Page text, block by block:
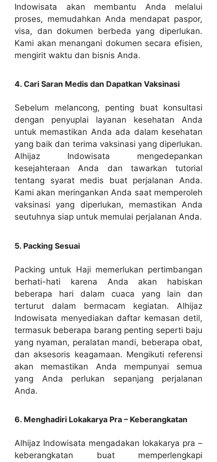
Indowisata akan membantu Anda melalui
proses, memudahkan Anda mendapat paspor,
visa, dan dokumen berbeda yang diperlukan.
Kami akan menangani dokumen secara efisien,
mengirit waktu dan bisnis Anda.
4. Cari Saran Medis dan Dapatkan Vaksinasi
Sebelum melancong, penting buat konsultasi
dengan penyuplai layanan kesehatan Anda
untuk memastikan Anda ada dalam kesehatan
yang baik dan terima vaksinasi yang diperlukan.
Alhijaz Indowisata mengedepankan
kesejahteraan Anda dan tawarkan tutorial
tentang syarat medis buat perjalanan Anda.
Kami akan meringankan Anda saat memperoleh
vaksinasi yang diperlukan, memastikan Anda
seutuhnya siap untuk memulai perjalanan Anda.
5. Packing Sesuai
Packing untuk Haji memerlukan pertimbangan
berhati-hati karena Anda akan habiskan
beberapa hari dalam cuaca yang lain dan
terturut dalam bermacam kegiatan. Alhijaz
Indowisata menyediakan daftar kemasan detil,
termasuk beberapa barang penting seperti baju
yang nyaman, peralatan mandi, beberapa obat,
dan aksesoris keagamaan. Mengikuti referensi
akan memastikan Anda mempunyai semua
yang Anda perlukan sepanjang perjalanan
Anda.
6. Menghadiri Lokakarya Pra – Keberangkatan
Alhijaz Indowisata mengadakan lokakarya pra –
keberangkatan buat memperlengkapi